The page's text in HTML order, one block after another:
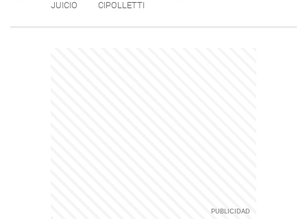
JUICIO
CIPOLLETTI